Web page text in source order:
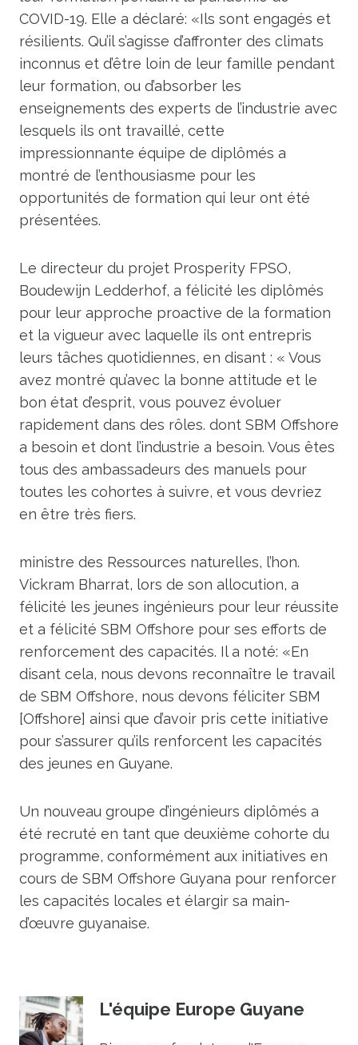
COVID-19. Elle a déclaré: «Ils sont engagés et
résilients. Qu’il s’agisse d’affronter des climats
inconnus et d’être loin de leur famille pendant
leur formation, ou d’absorber les
enseignements des experts de l’industrie avec
lesquels ils ont travaillé, cette
impressionnante équipe de diplômés a
montré de l’enthousiasme pour les
opportunités de formation qui leur ont été
présentées.
Le directeur du projet Prosperity FPSO,
Boudewijn Ledderhof, a félicité les diplômés
pour leur approche proactive de la formation
et la vigueur avec laquelle ils ont entrepris
leurs tâches quotidiennes, en disant : « Vous
avez montré qu’avec la bonne attitude et le
bon état d’esprit, vous pouvez évoluer
rapidement dans des rôles. dont SBM Offshore
a besoin et dont l’industrie a besoin. Vous êtes
tous des ambassadeurs des manuels pour
toutes les cohortes à suivre, et vous devriez
en être très fiers.
ministre des Ressources naturelles, l’hon.
Vickram Bharrat, lors de son allocution, a
félicité les jeunes ingénieurs pour leur réussite
et a félicité SBM Offshore pour ses efforts de
renforcement des capacités. Il a noté: «En
disant cela, nous devons reconnaître le travail
de SBM Offshore, nous devons féliciter SBM
[Offshore] ainsi que d’avoir pris cette initiative
pour s’assurer qu’ils renforcent les capacités
des jeunes en Guyane.
Un nouveau groupe d’ingénieurs diplômés a
été recruté en tant que deuxième cohorte du
programme, conformément aux initiatives en
cours de SBM Offshore Guyana pour renforcer
les capacités locales et élargir sa main-
d’œuvre guyanaise.
L'équipe Europe Guyane